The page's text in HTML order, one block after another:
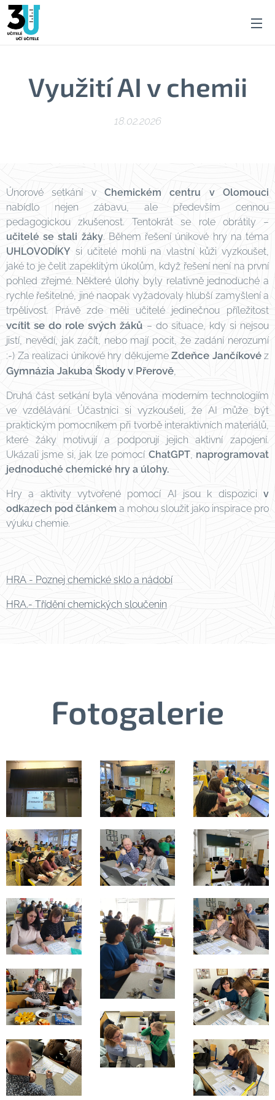
Využití AI v chemii
18.02.2026
Únorové setkání v Chemickém centru v Olomouci
nabídlo nejen zábavu, ale především cennou
pedagogickou zkušenost. Tentokrát se role obrátily –
učitelé se stali žáky. Během řešení únikové hry na téma
UHLOVODÍKY si učitelé mohli na vlastní kůži vyzkoušet,
jaké to je čelit zapeklitým úkolům, když řešení není na první
pohled zřejmé. Některé úlohy byly relativně jednoduché a
rychle řešitelné, jiné naopak vyžadovaly hlubší zamyšlení a
trpělivost. Právě zde měli učitelé jedinečnou příležitost
vcítit se do role svých žáků – do situace, kdy si nejsou
jistí, nevědí, jak začít, nebo mají pocit, že zadání nerozumí
:-) Za realizaci únikové hry děkujeme Zdeňce Jančíkovéz
Gymnázia Jakuba Škody v Přerově,
Druhá část setkání byla věnována moderním technologiím
ve vzdělávání. Účastníci si vyzkoušeli, že AI může být
praktickým pomocníkem při tvorbě interaktivních materiálů,
které žáky motivují a podporují jejich aktivní zapojení.
Ukázali jsme si, jak lze pomocí ChatGPT, naprogramovat
jednoduché chemické hry a úlohy.
Hry a aktivity vytvořené pomocí AI jsou k dispozici v
odkazech pod článkem a mohou sloužit jako inspirace pro
výuku chemie.
HRA - Poznej chemické sklo a nádobí
HRA.- Třídění chemických sloučenin
Fotogalerie